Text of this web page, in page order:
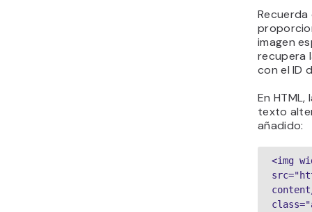
imagen
recupera
con el ID
En
texto
añadido:
<img